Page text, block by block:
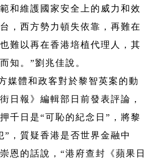
和維護國家安全上的威力和效
，西方勢力頓失依靠，再難在
難以再在香港培植代理人，其
知。”劉兆佳說。
媒體和政客對於黎智英案的動
日報》編輯部日前發表評論，
千日是“可恥的紀念日”，將黎
”，質疑香港是否世界金融中
恩的話說，“港府查封《蘋果日